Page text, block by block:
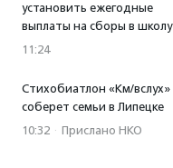
установить ежегодные
выплаты на сборы в школу
11:24
Стихобиатлон «Км/вслух»
соберет семьи в Липецке
10:32 · Прислано НКО